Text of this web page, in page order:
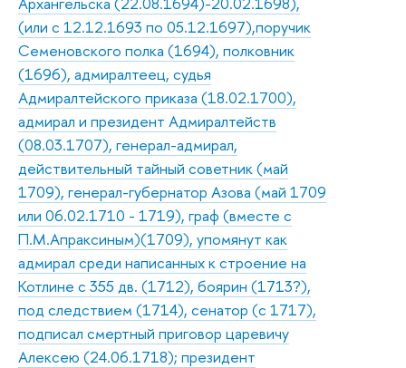
(или с 12.12.1693 по 05.12.1697),поручик
Семеновского полка (1694), полковник
(1696), адмиралтеец, судья
Адмиралтейского приказа (18.02.1700),
адмирал и президент Адмиралтейств
(08.03.1707), генерал-адмирал,
действительный тайный советник (май
1709), генерал-губернатор Азова (май 1709
или 06.02.1710 - 1719), граф (вместе с
П.М.Апраксиным)(1709), упомянут как
адмирал среди написанных к строение на
Котлине с 355 дв. (1712), боярин (1713?),
под следствием (1714), сенатор (с 1717),
подписал смертный приговор царевичу
Алексею (24.06.1718); президент